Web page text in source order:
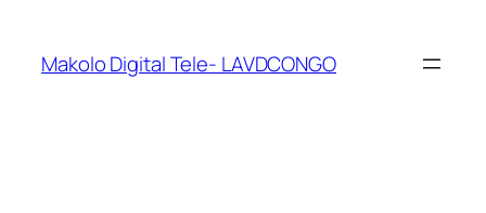
Makolo Digital Tele- LAVDCONGO